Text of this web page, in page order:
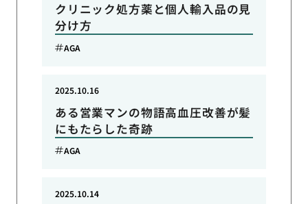
クリニック処方薬と個人輸入品の見
分け方
AGA
ある営業マンの物語高血圧改善が髪
にもたらした奇跡
2025.10.16
AGA
2025.10.14